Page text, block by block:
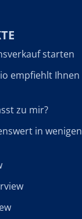
starten
empfiehlt Ihnen
zu mir?
in wenigen